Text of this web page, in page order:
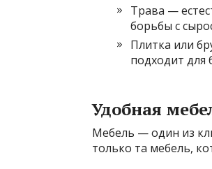
Трава —
борьбы с
Плитка или
подходит для
Удобная
Мебель — один из
только та мебель,